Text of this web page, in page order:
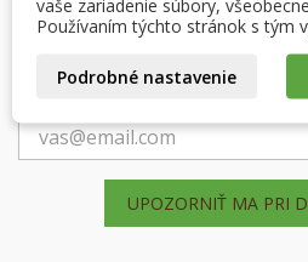
UPOZORNIŤ MA PRI
add_circle_outline Vytvoriť nový zoznam
Používaním týchto stránok s tým
Podrobné nastavenie